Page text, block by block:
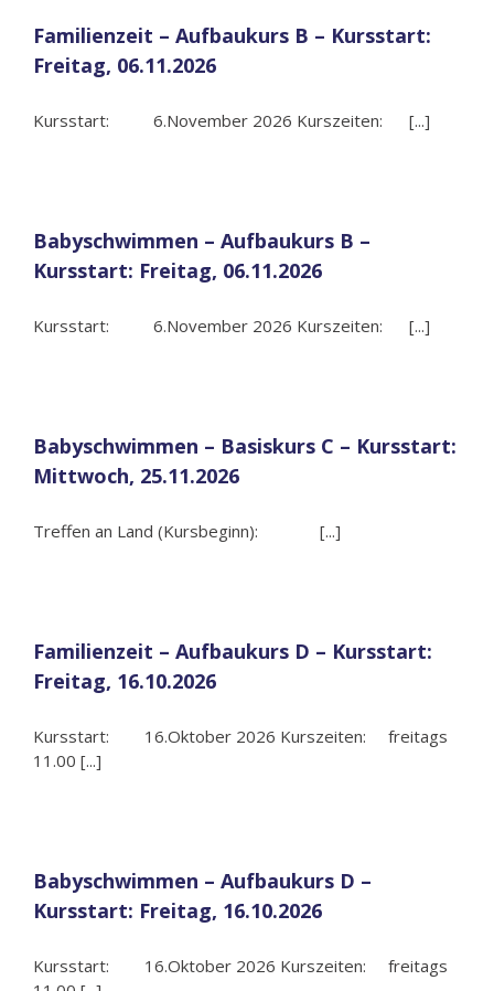
Familienzeit – Aufbaukurs B – Kursstart:
Freitag, 06.11.2026
Kursstart: 6.November 2026 Kurszeiten: [...]
Babyschwimmen – Aufbaukurs B –
Kursstart: Freitag, 06.11.2026
Kursstart: 6.November 2026 Kurszeiten: [...]
Babyschwimmen – Basiskurs C – Kursstart:
Mittwoch, 25.11.2026
Treffen an Land (Kursbeginn): [...]
Familienzeit – Aufbaukurs D – Kursstart:
Freitag, 16.10.2026
Kursstart: 16.Oktober 2026 Kurszeiten: freitags
11.00 [...]
Babyschwimmen – Aufbaukurs D –
Kursstart: Freitag, 16.10.2026
Kursstart: 16.Oktober 2026 Kurszeiten: freitags